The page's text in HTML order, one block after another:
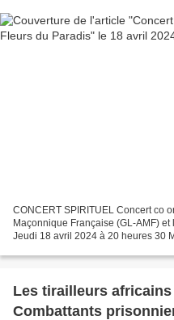
CONCERT SPIRITUEL Concert co
Maçonnique Française (GL-AMF)
Jeudi 18 avril 2024 à 20 heures 30
Les tirailleurs africains
Combattants